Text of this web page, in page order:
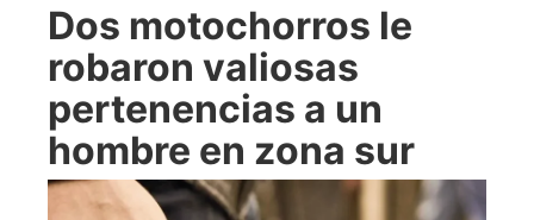
Dos motochorros le
robaron valiosas
pertenencias a un
hombre en zona sur